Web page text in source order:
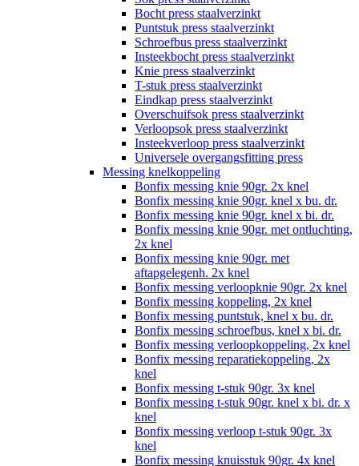
Bocht press staalverzinkt
Puntstuk press staalverzinkt
Schroefbus press staalverzinkt
Insteekbocht press staalverzinkt
Knie press staalverzinkt
T-stuk press staalverzinkt
Eindkap press staalverzinkt
Overschuifsok press staalverzinkt
Verloopsok press staalverzinkt
Insteekverloop press staalverzinkt
Universele overgangsfitting press
Messing knelkoppeling
Bonfix messing knie 90gr. 2x knel
Bonfix messing knie 90gr. knel x bu. dr.
Bonfix messing knie 90gr. knel x bi. dr.
Bonfix messing knie 90gr. met ontluchting,
2x knel
Bonfix messing knie 90gr. met
aftapgelegenh. 2x knel
Bonfix messing verloopknie 90gr. 2x knel
Bonfix messing koppeling, 2x knel
Bonfix messing puntstuk, knel x bu. dr.
Bonfix messing schroefbus, knel x bi. dr.
Bonfix messing verloopkoppeling, 2x knel
Bonfix messing reparatiekoppeling, 2x
knel
Bonfix messing t-stuk 90gr. 3x knel
Bonfix messing t-stuk 90gr. knel x bi. dr. x
knel
Bonfix messing verloop t-stuk 90gr. 3x
knel
Bonfix messing knuisstuk 90gr. 4x knel